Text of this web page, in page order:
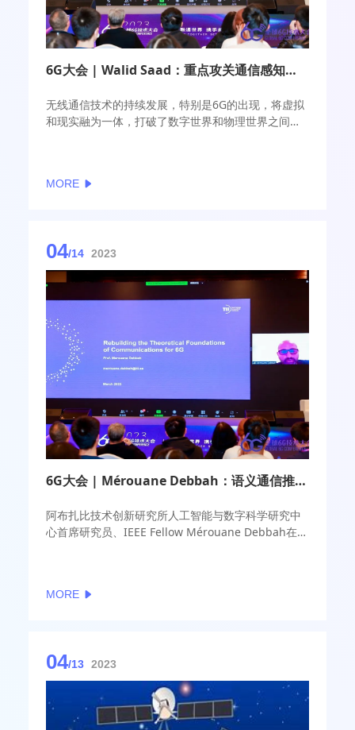
6G大会 | Walid Saad：重点攻关通信感知性能平衡
无线通信技术的持续发展，特别是6G的出现，将虚拟
和现实融为一体，打破了数字世界和物理世界之间的
MORE
04/14 2023
6G大会 | Mérouane Debbah：语义通信推开6G时代大门
阿布扎比技术创新研究所人工智能与数字科学研究中
心首席研究员、IEEE Fellow Mérouane Debbah在大
时代搭建新的范式。
MORE
04/13 2023